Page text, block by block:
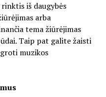
iš daugybės
arba
tema žiūrėjimas
Taip pat galite žaisti
muzikos